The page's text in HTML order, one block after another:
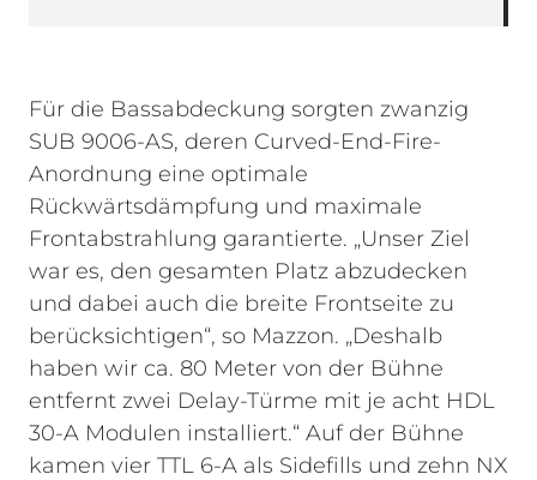
Für die Bassabdeckung sorgten zwanzig
SUB 9006-AS, deren Curved-End-Fire-
Anordnung eine optimale
Rückwärtsdämpfung und maximale
Frontabstrahlung garantierte. „Unser Ziel
war es, den gesamten Platz abzudecken
und dabei auch die breite Frontseite zu
berücksichtigen“, so Mazzon. „Deshalb
haben wir ca. 80 Meter von der Bühne
entfernt zwei Delay-Türme mit je acht HDL
30-A Modulen installiert.“ Auf der Bühne
kamen vier TTL 6-A als Sidefills und zehn NX